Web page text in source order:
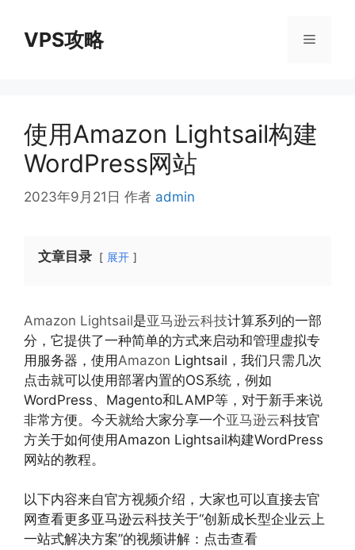
VPS攻略 菜
使用Amazon Lightsail构建
WordPress网站
2023年9月21日 作者 admin
文章目录 展开
Amazon Lightsail是亚马逊云科技计算系列的一部
分，它提供了一种简单的方式来启动和管理虚拟专
用服务器，使用Amazon Lightsail，我们只需几次
点击就可以使用部署内置的OS系统，例如
WordPress、Magento和LAMP等，对于新手来说
非常方便。今天就给大家分享一个亚马逊云科技官
方关于如何使用Amazon Lightsail构建WordPress
网站的教程。
以下内容来自官方视频介绍，大家也可以直接去官
网查看更多亚马逊云科技关于“创新成长型企业云上
一站式解决方案”的视频讲解：点击查看